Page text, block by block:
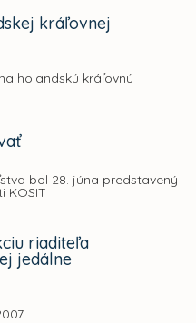
kráľovnej
holandskú kráľovnú
bol 28. júna predstavený
KOSIT
riaditeľa
jedálne